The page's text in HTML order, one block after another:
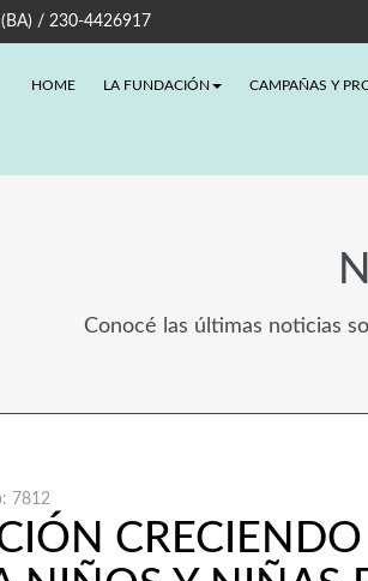
(BA) / 230-4426917
HOME LA FUNDACIÓN CAMPAÑAS Y
Conocé las últimas noticias
7812